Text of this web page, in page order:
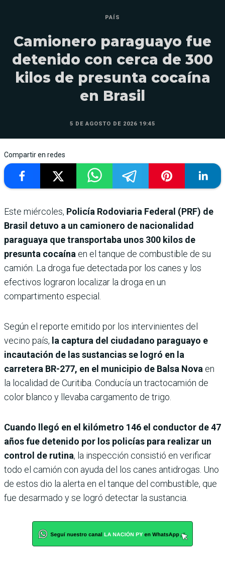
PAÍS
Camionero paraguayo fue
detenido con cerca de 300
kilos de presunta cocaína
en Brasil
5 DE AGOSTO DE 2026 19:45
Compartir en redes
Este miércoles, Policía Rodoviaria Federal (PRF) de
Brasil detuvo a un camionero de nacionalidad
paraguaya que transportaba unos 300 kilos de
presunta cocaína en el tanque de combustible de su
camión. La droga fue detectada por los canes y los
efectivos lograron localizar la droga en un
compartimento especial.
Según el reporte emitido por los intervinientes del
vecino país, la captura del ciudadano paraguayo e
incautación de las sustancias se logró en la
carretera BR-277, en el municipio de Balsa Nova en
la localidad de Curitiba. Conducía un tractocamión de
color blanco y llevaba cargamento de trigo.
Cuando llegó en el kilómetro 146 el conductor de 47
años fue detenido por los policías para realizar un
control de rutina, la inspección consistió en verificar
todo el camión con ayuda del los canes antidrogas. Uno
de estos dio la alerta en el tanque del combustible, que
fue desarmado y se logró detectar la sustancia.